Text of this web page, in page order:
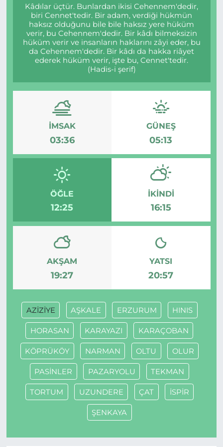
Kâdılar üçtür. Bunlardan ikisi Cehennem'dedir,
biri Cennet'tedir. Bir adam, verdiği hükmün
haksız olduğunu bile bile haksız yere hüküm
verir, bu Cehennem'dedir. Bir kâdı bilmeksizin
hüküm verir ve insanların haklarını zâyi eder, bu
da Cehennem'dedir. Bir kâdı da hakka riâyet
ederek hüküm verir, işte bu, Cennet'tedir.
(Hadis-i şerif)
İMSAK
03:36
GÜNEŞ
05:13
ÖĞLE
12:25
İKINDI
16:15
AKŞAM
19:27
YATSI
20:57
AZİZİYE AŞKALE ERZURUM HINIS
HORASAN KARAYAZI KARAÇOBAN
KÖPRÜKÖY NARMAN OLTU OLUR
PASİNLER PAZARYOLU TEKMAN
TORTUM UZUNDERE ÇAT İSPİR
ŞENKAYA
BÖLGE
YAŞAM
GÜNCEL
RESMİ İLAN